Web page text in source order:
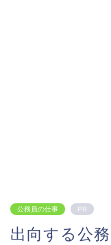
公務員の仕事 PR
出向する公